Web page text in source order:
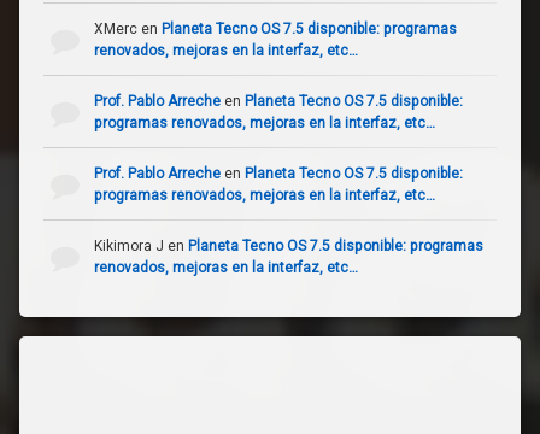
XMercen Planeta Tecno OS 7.5 disponible: programas
renovados, mejoras en la interfaz, etc…
Prof. Pablo Arrecheen Planeta Tecno OS 7.5 disponible:
programas renovados, mejoras en la interfaz, etc…
Prof. Pablo Arrecheen Planeta Tecno OS 7.5 disponible:
programas renovados, mejoras en la interfaz, etc…
Kikimora J en Planeta Tecno OS 7.5 disponible: programas
renovados, mejoras en la interfaz, etc…